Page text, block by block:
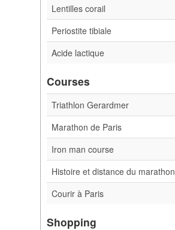
Lentilles corail
Periostite tibiale
Acide lactique
Courses
Triathlon Gerardmer
Marathon de Paris
Iron man course
Histoire et distance du marathon
Courir à Paris
Shopping